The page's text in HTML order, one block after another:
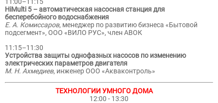
HiMulti 5 – автоматическая насосная станция для
бесперебойного водоснабжения
Е. А. Комиссаров, менеджер по развитию бизнеса «Бытовой
подсегмент», ООО «ВИЛО РУС», член АВОК
11:15–11:30
Устройства защиты однофазных насосов по изменению
электрических параметров двигателя
М. Н. Ахмедиев, инженер ООО «Акваконтроль»
ТЕХНОЛОГИИ УМНОГО ДОМА
12:00 - 13:30